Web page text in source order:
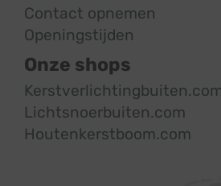
Contact opnemen
Openingstijden
Onze shops
Lichtsnoerbuiten.com
Houtenkerstboom.com